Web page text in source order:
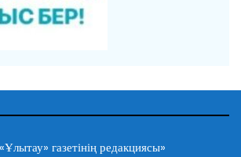
газетінің редакциясы»